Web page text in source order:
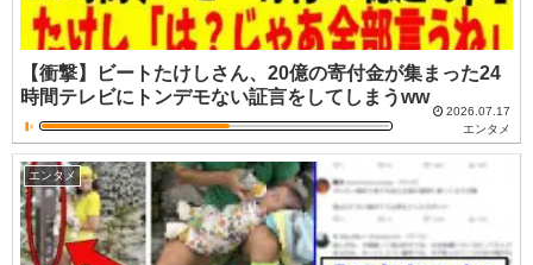
【衝撃】ビートたけしさん、20億の寄付金が集まった24
時間テレビにトンデモない証言をしてしまうww
2026.07.17
エンタメ
エンタメ